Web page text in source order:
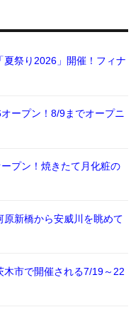
祭り2026」開催！フィナ
ープン！8/9までオープニ
プン！焼きたて月化粧の
新橋から安威川を眺めて
市で開催される7/19～22